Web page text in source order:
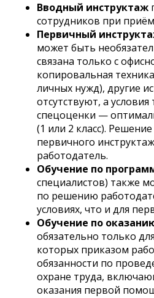
Вводный инструктаж
сотрудников при
Первичный
может быть
связана только с
копировальная
личных нужд), другие
отсутствуют, а
спецоценки —
(1 или 2 класс).
первичного
работодатель.
Обучение по
специалистов) также
по решению
условиях, что и для
Обучение по
обязательно только
которых приказом
обязанности по
охране труда,
оказания первой